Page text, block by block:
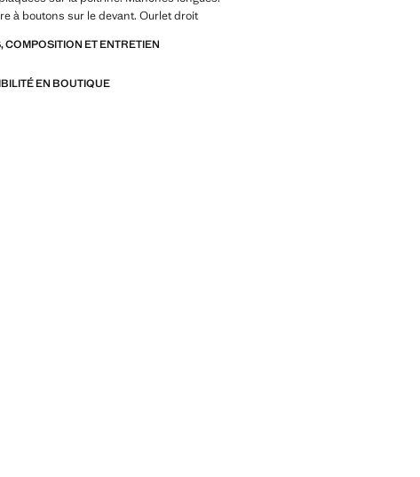
à boutons sur le devant. Ourlet droit
COMPOSITION ET ENTRETIEN
EN BOUTIQUE